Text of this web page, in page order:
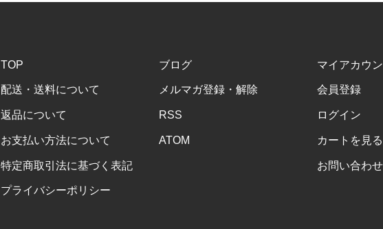
TOP
配送・送料について
返品について
お支払い方法について
特定商取引法に基づく表記
プライバシーポリシー
ブログ
メルマガ登録・解除
RSS
ATOM
マイアカウ
会員登録
ログイン
カートを見る
お問い合わせ